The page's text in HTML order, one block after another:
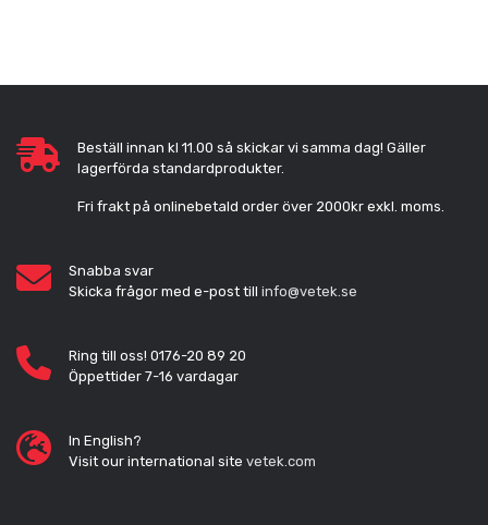
Beställ innan kl 11.00 så skickar vi samma dag! Gäller
lagerförda standardprodukter.
Fri frakt på onlinebetald order över 2000kr exkl. moms.
Snabba svar
Skicka frågor med e-post till info@vetek.se
Ring till oss! 0176-20 89 20
Öppettider 7-16 vardagar
In English?
Visit our international site vetek.com